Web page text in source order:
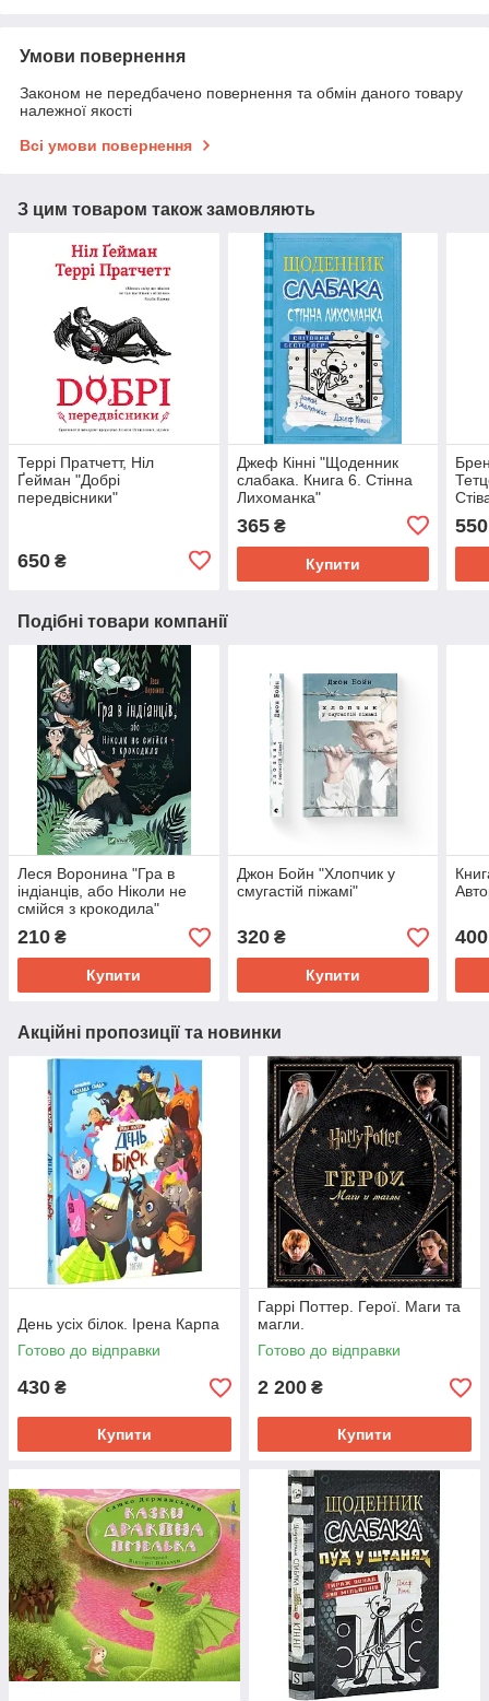
Умови повернення
Законом не передбачено повернення та обмін даного товару
належної якості
Всі умови повернення
З цим товаром також замовляють
Террі Пратчетт, Ніл
Ґейман "Добрі
передвісники"
650 ₴
Джеф Кінні "Щоденник
слабака. Книга 6. Стінна
Лихоманка"
365₴
Купити
550
Подібні товари компанії
Леся Воронина "Гра в
індіанців, або Ніколи не
смійся з крокодила"
210 ₴
Купити
Джон Бойн "Хлопчик у
смугастій піжамі"
320₴
Купити
400
Акційні пропозиції та новинки
День усіх білок. Ірена Карпа
Готово до відправки
430 ₴
Купити
Гаррі Поттер. Герої. Маги та
магли.
Готово до відправки
2 200 ₴
Купити